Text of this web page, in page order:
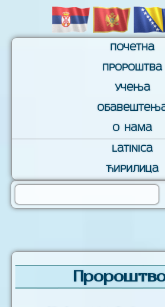
Почетна
Пророштва
Учења
О нама
Latinica
Ћирилица